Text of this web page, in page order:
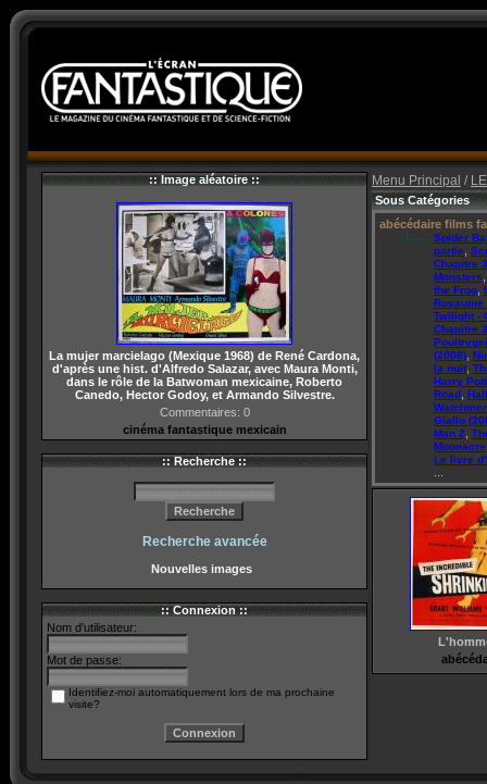
:: Image aléatoire ::
La mujer marcielago (Mexique 1968) de René Cardona,
d'après une hist. d'Alfredo Salazar, avec Maura Monti,
dans le rôle de la Batwoman mexicaine, Roberto
Canedo, Hector Godoy, et Armando Silvestre.
Commentaires: 0
cinéma fantastique mexicain
:: Recherche ::
Recherche avancée
Nouvelles images
:: Connexion ::
Nom d'utilisateur:
Mot de passe:
Identifiez-moi automatiquement lors de ma prochaine
visite?
Menu Principal /
Sous Catégories
abécédaire films
Spider
partie
Chapitre
Monsters
the Frog
Royaume
Twilight -
Chapitre
(2008)
la nuit,
Harry
Road
Giallo
Man 2
Moonacre
Le livre